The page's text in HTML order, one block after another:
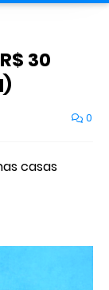
30
0
casas